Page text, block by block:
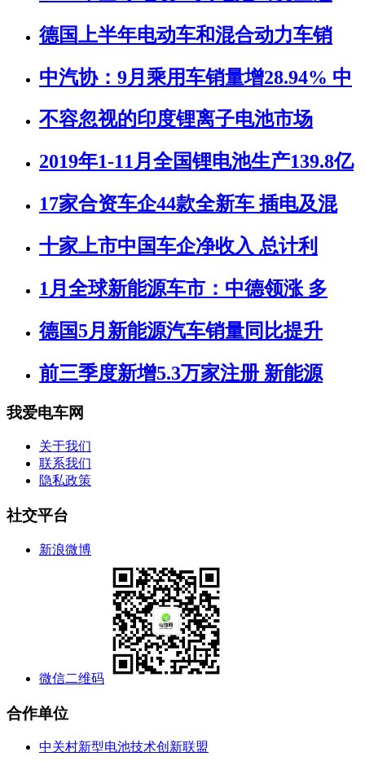
德国上半年电动车和混合动力车销
中汽协：9月乘用车销量增28.94% 中
不容忽视的印度锂离子电池市场
2019年1-11月全国锂电池生产139.8亿
17家合资车企44款全新车 插电及混
十家上市中国车企净收入 总计利
1月全球新能源车市：中德领涨 多
德国5月新能源汽车销量同比提升
前三季度新增5.3万家注册 新能源
我爱电车网
关于我们
联系我们
隐私政策
社交平台
新浪微博
微信二维码
合作单位
中关村新型电池技术创新联盟